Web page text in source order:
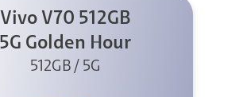
Vivo V70 512GB
5G Golden Hour
512GB / 5G